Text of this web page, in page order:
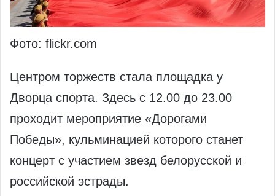
Фото: flickr.com
Центром торжеств стала площадка у
Дворца спорта. Здесь с 12.00 до 23.00
проходит мероприятие «Дорогами
Победы», кульминацией которого станет
концерт с участием звезд белорусской и
российской эстрады.